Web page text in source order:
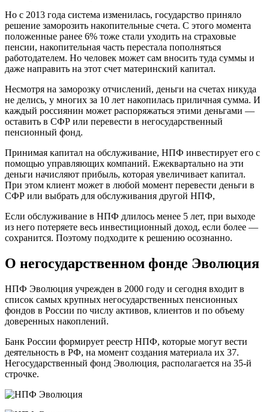
Но с 2013 года система изменилась, государство приняло
решение заморозить накопительные счета. С этого момента
положенные ранее 6% тоже стали уходить на страховые
пенсии, накопительная часть перестала пополняться
работодателем. Но человек может сам вносить туда суммы и
даже направить на этот счет материнский капитал.
Несмотря на заморозку отчислений, деньги на счетах никуда
не делись, у многих за 10 лет накопилась приличная сумма. И
каждый россиянин может распоряжаться этими деньгами —
оставить в СФР или перевести в негосударственный
пенсионный фонд.
Принимая капитал на обслуживание, НПФ инвестирует его с
помощью управляющих компаний. Ежеквартально на эти
деньги начисляют прибыль, которая увеличивает капитал.
При этом клиент может в любой момент перевести деньги в
СФР или выбрать для обслуживания другой НПФ,
Если обслуживание в НПФ длилось менее 5 лет, при выходе
из него потеряете весь инвестиционный доход, если более —
сохранится. Поэтому подходите к решению осознанно.
О негосударственном фонде Эволюция
НПФ Эволюция учрежден в 2000 году и сегодня входит в
список самых крупных негосударственных пенсионных
фондов в России по числу активов, клиентов и по объему
доверенных накоплений.
Банк России формирует реестр НПФ, которые могут вести
деятельность в РФ, на момент создания материала их 37.
Негосударственный фонд Эволюция, располагается на 35-й
строчке.